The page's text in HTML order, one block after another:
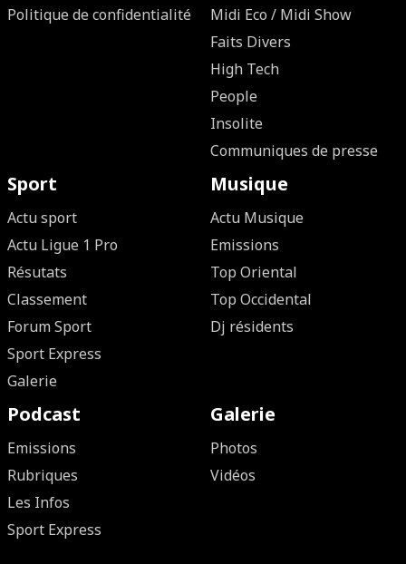
Politique de confidentialité
Midi Eco / Midi Show
Faits Divers
High Tech
People
Insolite
Communiques de presse
Sport
Actu sport
Actu Ligue 1 Pro
Résutats
Classement
Forum Sport
Sport Express
Galerie
Musique
Actu Musique
Emissions
Top Oriental
Top Occidental
Dj résidents
Podcast
Emissions
Rubriques
Les Infos
Sport Express
Galerie
Photos
Vidéos